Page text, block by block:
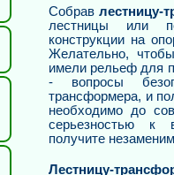
Собрав лестницу-
лестницы или
конструкции на
Желательно,
имели рельеф для
- вопросы
трансформера, и
необходимо до
серьезностью к
получите
Лестницу-